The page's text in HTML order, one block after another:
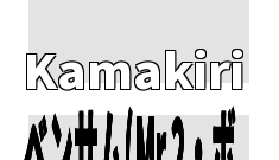
Kamakiri
Add To Cart